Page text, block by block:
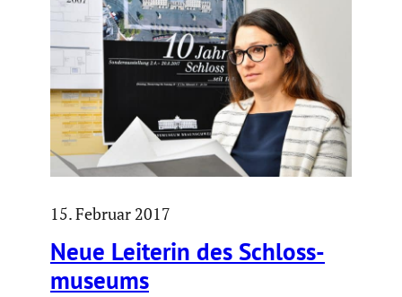
15. Februar 2017
Neue Leiterin des Schloss­
mu­seums